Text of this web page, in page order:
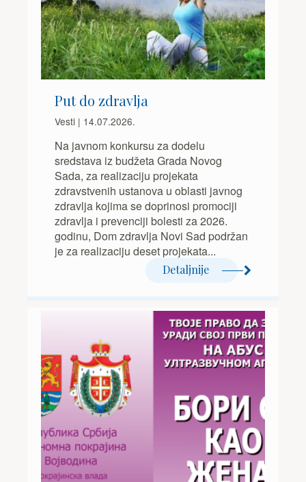
Put do zdravlja
Vesti | 14.07.2026.
Na javnom konkursu za dodelu
sredstava iz budžeta Grada Novog
Sada, za realizaciju projekata
zdravstvenih ustanova u oblasti javnog
zdravlja kojima se doprinosi promociji
zdravlja i prevenciji bolesti za 2026.
godinu, Dom zdravlja Novi Sad podržan
je za realizaciju deset projekata...
Detaljnije